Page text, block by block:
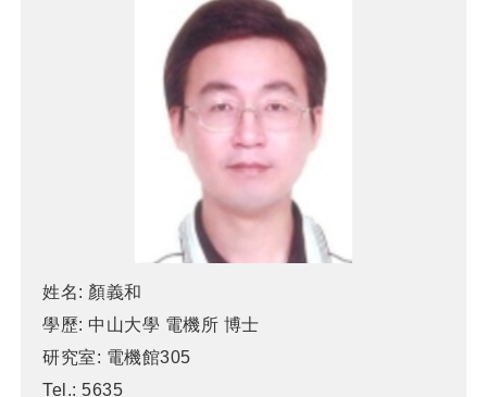
姓名: 顏義和
學歷: 中山大學 電機所 博士
研究室: 電機館305
Tel.: 5635